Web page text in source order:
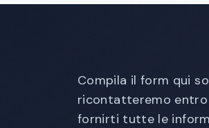
Compila il form qui
ricontatteremo
fornirti tutte le